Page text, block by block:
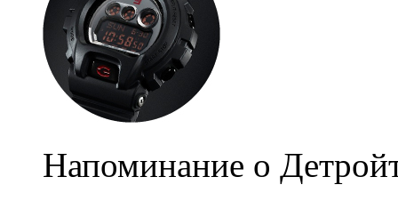
Напоминание о